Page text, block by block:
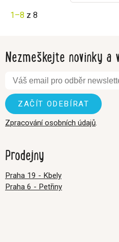
1–8 z 8
Nezmeškejte novinky a
Zpracování osobních údajů.
Prodejny
Praha 19 - Kbely
Praha 6 - Petřiny